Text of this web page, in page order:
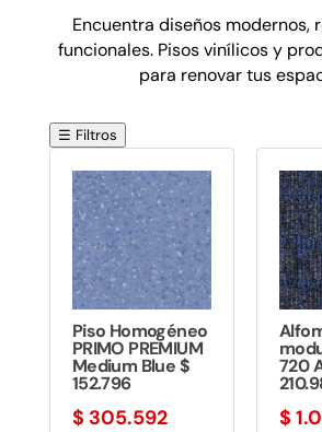
Encuentra diseños modernos,
funcionales. Pisos vinílicos y
para renovar tus
☰ Filtros
Piso Homogéneo
PRIMO PREMIUM
Medium Blue $
152.796
$ 305.592
720
$